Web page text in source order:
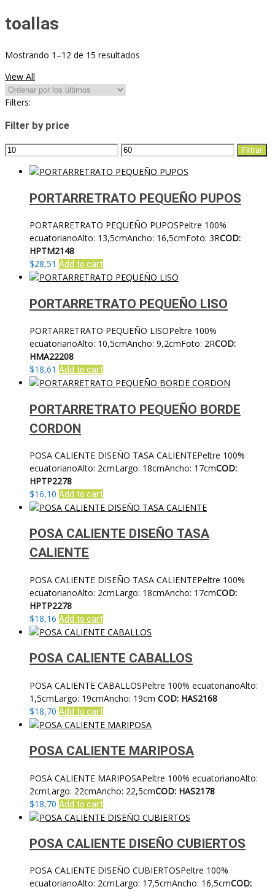
toallas
Mostrando 1–12 de 15 resultados
View All
Filters:
Filter by price
Precio
Precio
Filtrar
PORTARRETRATO PEQUEÑO PUPOS
PORTARRETRATO PEQUEÑO PUPOSPeltre 100%
ecuatorianoAlto: 13,5cmAncho: 16,5cmFoto: 3RCOD:
HPTM2148
$28,51 Add to cart
PORTARRETRATO PEQUEÑO LISO
PORTARRETRATO PEQUEÑO LISOPeltre 100%
ecuatorianoAlto: 10,5cmAncho: 9,2cmFoto: 2RCOD:
HMA22208
$18,61 Add to cart
PORTARRETRATO PEQUEÑO BORDE
CORDON
POSA CALIENTE DISEÑO TASA CALIENTEPeltre 100%
ecuatorianoAlto: 2cmLargo: 18cmAncho: 17cmCOD:
HPTP2278
$16,10 Add to cart
POSA CALIENTE DISEÑO TASA
CALIENTE
POSA CALIENTE DISEÑO TASA CALIENTEPeltre 100%
ecuatorianoAlto: 2cmLargo: 18cmAncho: 17cmCOD:
HPTP2278
$18,16 Add to cart
POSA CALIENTE CABALLOS
POSA CALIENTE CABALLOSPeltre 100% ecuatorianoAlto:
1,5cmLargo: 19cmAncho: 19cm COD: HAS2168
$18,70 Add to cart
POSA CALIENTE MARIPOSA
POSA CALIENTE MARIPOSAPeltre 100% ecuatorianoAlto:
2cmLargo: 22cmAncho: 22,5cmCOD: HAS2178
$18,70 Add to cart
POSA CALIENTE DISEÑO CUBIERTOS
POSA CALIENTE DISEÑO CUBIERTOSPeltre 100%
ecuatorianoAlto: 2cmLargo: 17,5cmAncho: 16,5cmCOD: